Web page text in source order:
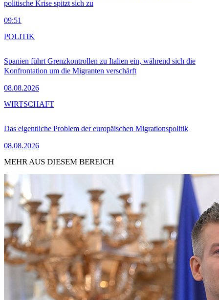
politische Krise spitzt sich zu
09:51
Spanien führt Grenzkontrollen zu Italien ein, während sich die
Konfrontation um die Migranten verschärft
08.08.2026
POLITIK
Das eigentliche Problem der europäischen Migrationspolitik
08.08.2026
WIRTSCHAFT
MEHR AUS DIESEM BEREICH